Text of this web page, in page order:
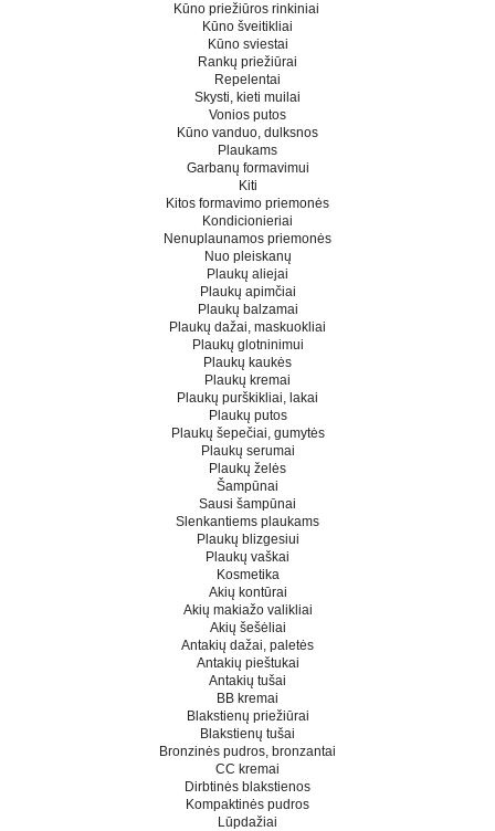
Kūno priežiūros rinkiniai
Kūno šveitikliai
Kūno sviestai
Rankų priežiūrai
Repelentai
Skysti, kieti muilai
Vonios putos
Kūno vanduo, dulksnos
Plaukams
Garbanų formavimui
Kiti
Kitos formavimo priemonės
Kondicionieriai
Nenuplaunamos priemonės
Nuo pleiskanų
Plaukų aliejai
Plaukų apimčiai
Plaukų balzamai
Plaukų dažai, maskuokliai
Plaukų glotninimui
Plaukų kaukės
Plaukų kremai
Plaukų purškikliai, lakai
Plaukų putos
Plaukų šepečiai, gumytės
Plaukų serumai
Plaukų želės
Šampūnai
Sausi šampūnai
Slenkantiems plaukams
Plaukų blizgesiui
Plaukų vaškai
Kosmetika
Akių kontūrai
Akių makiažo valikliai
Akių šešėliai
Antakių dažai, paletės
Antakių pieštukai
Antakių tušai
BB kremai
Blakstienų priežiūrai
Blakstienų tušai
Bronzinės pudros, bronzantai
CC kremai
Dirbtinės blakstienos
Kompaktinės pudros
Lūpdažiai